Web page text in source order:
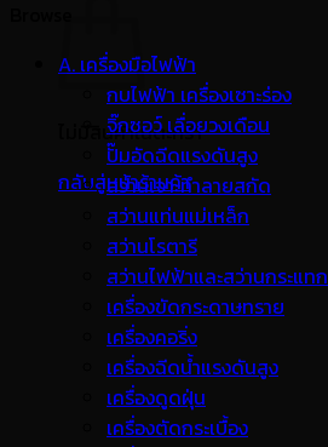
ไม่มีสินค้าในตะกร้า
กลับสู่หน้าร้านค้า
A. เครื่องมือไฟฟ้า
กบไฟฟ้า เครื่องเซาะร่อง
จิ๊กซอว์ เลื่อยวงเดือน
ปั๊มอัดฉีดแรงดันสูง
สว่านเจาะทำลายสกัด
สว่านแท่นแม่เหล็ก
สว่านโรตารี
สว่านไฟฟ้าและสว่านกระแทก
เครื่องขัดกระดาษทราย
เครื่องคอริ่ง
เครื่องฉีดน้ำแรงดันสูง
เครื่องดูดฝุ่น
เครื่องตัดกระเบื้อง